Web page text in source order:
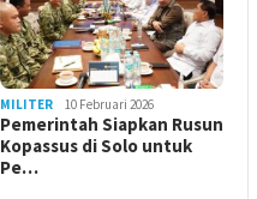
MILITER 10 Februari 2026
Pemerintah Siapkan Rusun
Kopassus di Solo untuk
Pe…